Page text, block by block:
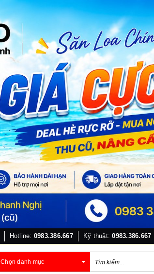
Hotline: 0983.386.667 Kỹ thuật:0983.386.667
Chọn danh mục